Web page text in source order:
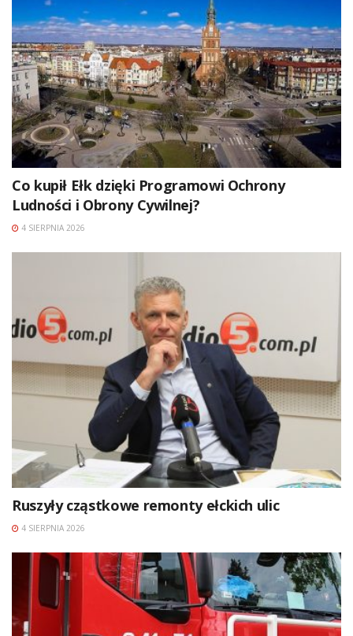
Co kupił Ełk dzięki Programowi Ochrony
Ludności i Obrony Cywilnej?
4 SIERPNIA 2026
Ruszyły cząstkowe remonty ełckich ulic
4 SIERPNIA 2026